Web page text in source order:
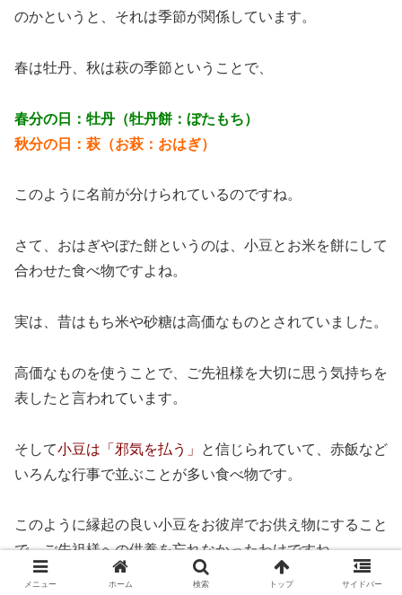
のかというと、それは季節が関係しています。
春は牡丹、秋は萩の季節ということで、
春分の日：牡丹（牡丹餅：ぼたもち）
秋分の日：萩（お萩：おはぎ）
このように名前が分けられているのですね。
さて、おはぎやぼた餅というのは、小豆とお米を餅にして
合わせた食べ物ですよね。
実は、昔はもち米や砂糖は高価なものとされていました。
高価なものを使うことで、ご先祖様を大切に思う気持ちを
表したと言われています。
そして小豆は「邪気を払う」
と信じられていて、赤飯など
いろんな行事で並ぶことが多い食べ物です。
このように縁起の良い小豆をお彼岸でお供え物にすること
で、ご先祖様への供養を忘れなかったわけですね。
メニュー ホーム 検索 トップ サイドバー